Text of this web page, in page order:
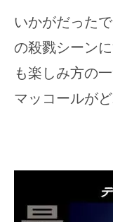
いかがだった
の殺戮シーン
も楽しみ方の
マッコールが